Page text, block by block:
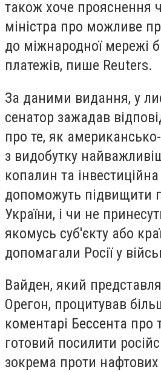
також хоче прояснення
міністра про можливе
до міжнародної мережі
платежів, пише Reuters.
За даними видання, у
сенатор зажадав
про те, як
з видобутку
копалин та
допоможуть підвищити
України, і чи не
якомусь суб'єкту або
допомагали Росії у
Вайден, який
Орегон, процитував
коментарі Бессента про
готовий посилити
зокрема проти